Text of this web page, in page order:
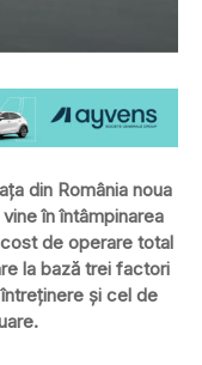
din România noua
în întâmpinarea
de operare total
la bază trei factori
și cel de